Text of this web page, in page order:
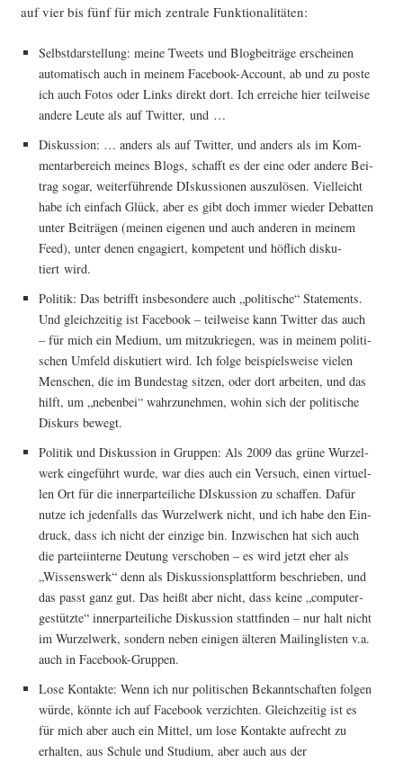
auf vier bis fünf für mich zen­tra­le Funktionalitäten:
Selbst­dar­stel­lung: mei­ne Tweets und Blog­bei­trä­ge erschei­nen
auto­ma­tisch auch in mei­nem Face­book-Account, ab und zu pos­te
ich auch Fotos oder Links direkt dort. Ich errei­che hier teil­wei­se
ande­re Leu­te als auf Twit­ter, und …
Dis­kus­si­on: … anders als auf Twit­ter, und anders als im Kom­
men­tar­be­reich mei­nes Blogs, schafft es der eine oder ande­re Bei­
trag sogar, wei­ter­füh­ren­de DIs­kus­sio­nen aus­zu­lö­sen. Viel­leicht
habe ich ein­fach Glück, aber es gibt doch immer wie­der Debat­ten
unter Bei­trä­gen (mei­nen eige­nen und auch ande­ren in mei­nem
Feed), unter denen enga­giert, kom­pe­tent und höf­lich dis­ku­
tiert wird.
Poli­tik: Das betrifft ins­be­son­de­re auch „poli­ti­sche“ State­ments.
Und gleich­zei­tig ist Face­book – teil­wei­se kann Twit­ter das auch
– für mich ein Medi­um, um mit­zu­krie­gen, was in mei­nem poli­ti­
schen Umfeld dis­ku­tiert wird. Ich fol­ge bei­spiels­wei­se vie­len
Men­schen, die im Bun­des­tag sit­zen, oder dort arbei­ten, und das
hilft, um „neben­bei“ wahr­zu­neh­men, wohin sich der poli­ti­sche
Dis­kurs bewegt.
Poli­tik und Dis­kus­si­on in Grup­pen: Als 2009 das grü­ne Wur­zel­
werk ein­ge­führt wur­de, war dies auch ein Ver­such, einen vir­tu­el­
len Ort für die inner­par­tei­li­che DIs­kus­si­on zu schaf­fen. Dafür
nut­ze ich jeden­falls das Wur­zel­werk nicht, und ich habe den Ein­
druck, dass ich nicht der ein­zi­ge bin. Inzwi­schen hat sich auch
die par­tei­in­ter­ne Deu­tung ver­scho­ben – es wird jetzt eher als
„Wis­sens­werk“ denn als Dis­kus­si­ons­platt­form beschrie­ben, und
das passt ganz gut. Das heißt aber nicht, dass kei­ne „com­pu­ter­
ge­stütz­te“ inner­par­tei­li­che Dis­kus­si­on statt­fin­den – nur halt nicht
im Wur­zel­werk, son­dern neben eini­gen älte­ren Mai­ling­lis­ten v.a.
auch in Facebook-Gruppen.
Lose Kon­tak­te: Wenn ich nur poli­ti­schen Bekannt­schaf­ten fol­gen
wür­de, könn­te ich auf Face­book ver­zich­ten. Gleich­zei­tig ist es
für mich aber auch ein Mit­tel, um lose Kon­tak­te auf­recht zu
erhal­ten, aus Schu­le und Stu­di­um, aber auch aus der